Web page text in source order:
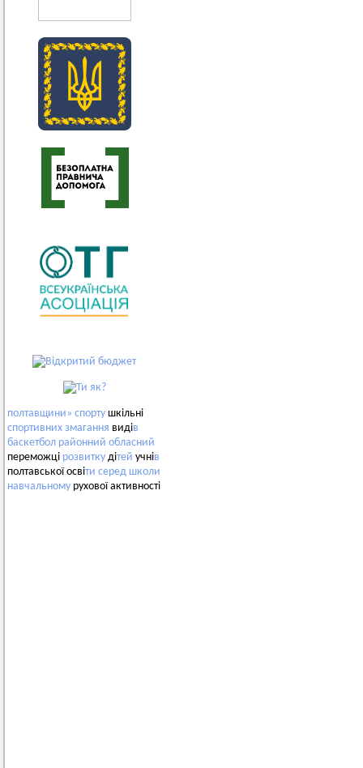
полтавщини» спорту шкільні
спортивних змагання видів
баскетбол районний обласний
переможці розвитку дітей учнів
полтавської освіти серед школи
навчальному рухової активності